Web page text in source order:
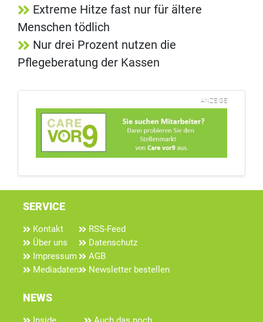
Extreme Hitze fast nur für ältere
Menschen tödlich
Nur drei Prozent nutzen die
Pflegeberatung der Kassen
ANZEIGE
SERVICE
Kontakt
Über uns
Impressum
Mediadaten
RSS-Feed
Datenschutz
AGB
Newsletter bestellen
NEWS